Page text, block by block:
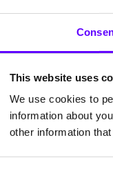
This website uses
We use cookies to
information about
other information